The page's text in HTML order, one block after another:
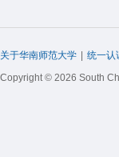
关于华南师范大学 统一认
Copyright © 2026 South